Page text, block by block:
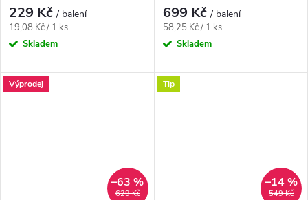
229 Kč/ balení
Měrná
cena:
19,08 Kč / 1 ks
Skladem
699 Kč/ balení
Měrná
cena:
58,25 Kč / 1 ks
Skladem
Výprodej
629 Kč
–63 %
Tip
549 Kč
–14 %